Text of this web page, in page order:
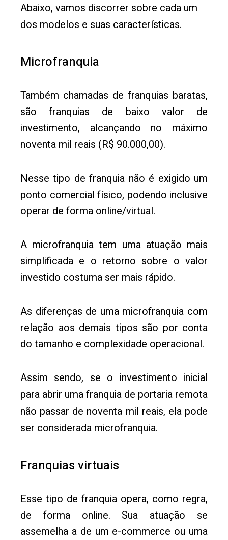
Abaixo, vamos discorrer sobre cada um
dos modelos e suas características.
Microfranquia
Também chamadas de franquias baratas,
são franquias de baixo valor de
investimento, alcançando no máximo
noventa mil reais (R$ 90.000,00).
Nesse tipo de franquia não é exigido um
ponto comercial físico, podendo inclusive
operar de forma online/virtual.
A microfranquia tem uma atuação mais
simplificada e o retorno sobre o valor
investido costuma ser mais rápido.
As diferenças de uma microfranquia com
relação aos demais tipos são por conta
do tamanho e complexidade operacional.
Assim sendo, se o investimento inicial
para abrir uma franquia de portaria remota
não passar de noventa mil reais, ela pode
ser considerada microfranquia.
Franquias virtuais
Esse tipo de franquia opera, como regra,
de forma online. Sua atuação se
assemelha a de um e-commerce ou uma